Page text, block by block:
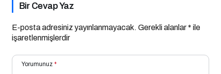
Bir Cevap Yaz
E-posta adresiniz yayınlanmayacak. Gerekli alanlar* ile
işaretlenmişlerdir
Yorumunuz *